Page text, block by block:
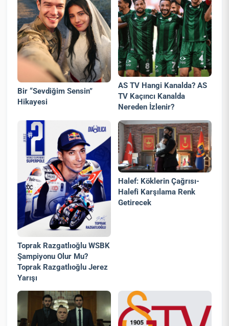
Bir “Sevdiğim Sensin”
Hikayesi
AS TV Hangi Kanalda? AS
TV Kaçıncı Kanalda
Nereden İzlenir?
Toprak Razgatlıoğlu WSBK
Şampiyonu Olur Mu?
Toprak Razgatlıoğlu Jerez
Yarışı
Halef: Köklerin Çağrısı-
Halefi Karşılama Renk
Getirecek